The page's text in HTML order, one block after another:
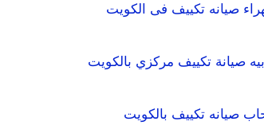
صيانه تكييف فى الكويت
صيانة تكييف مركزي بالكويت
صيانه تكييف بالكويت